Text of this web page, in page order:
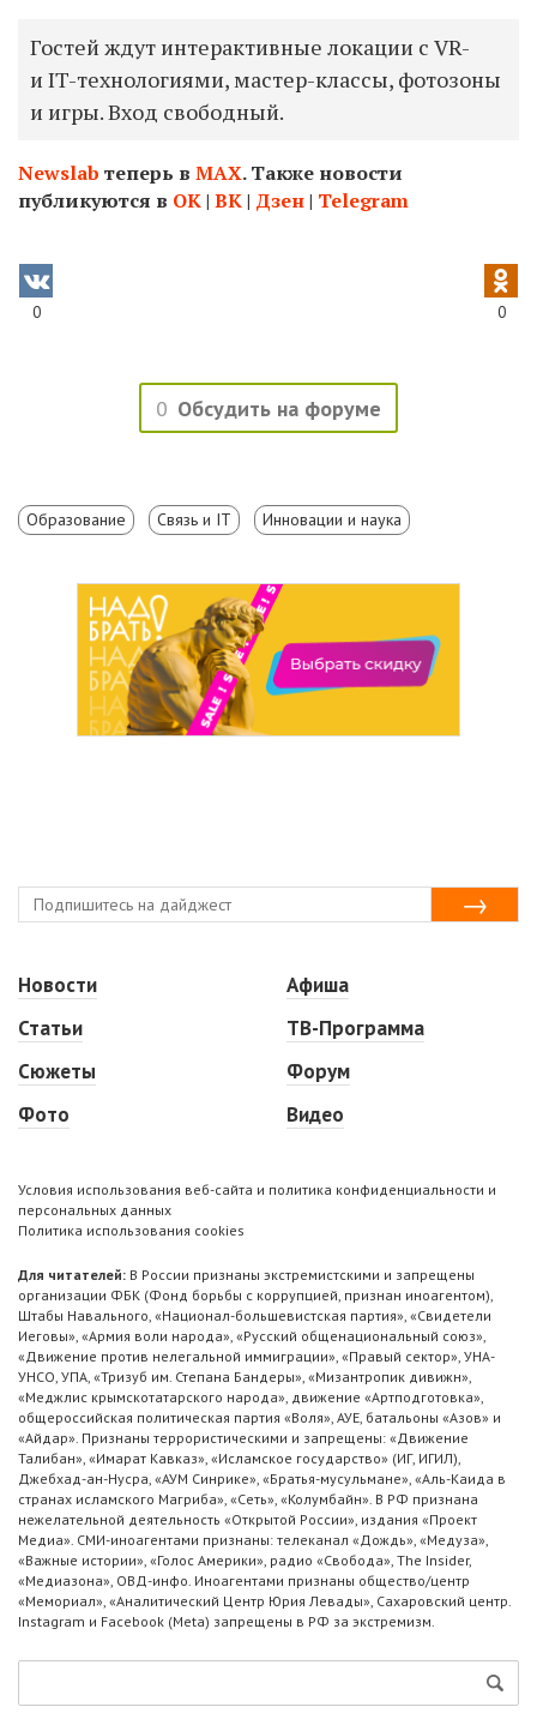
Гостей ждут интерактивные локации с VR-
и IT-технологиями, мастер-классы, фотозоны
и игры. Вход свободный.
Newslab теперь в МАХ. Также новости
публикуются в ОК| ВК| Дзен| Telegram
0 0
0 Обсудить на форуме
Образование Связь и IT Инновации и наука
Новости
Статьи
Сюжеты
Фото
Афиша
ТВ-Программа
Форум
Видео
Условия использования веб-сайта и политика конфиденциальности и
персональных данных
Политика использования cookies
Для читателей: В России признаны экстремистскими и запрещены
организации ФБК (Фонд борьбы с коррупцией, признан иноагентом),
Штабы Навального, «Национал-большевистская партия», «Свидетели
Иеговы», «Армия воли народа», «Русский общенациональный союз»,
«Движение против нелегальной иммиграции», «Правый сектор», УНА-
УНСО, УПА, «Тризуб им. Степана Бандеры», «Мизантропик дивижн»,
«Меджлис крымскотатарского народа», движение «Артподготовка»,
общероссийская политическая партия «Воля», АУЕ, батальоны «Азов» и
«Айдар». Признаны террористическими и запрещены: «Движение
Талибан», «Имарат Кавказ», «Исламское государство» (ИГ, ИГИЛ),
Джебхад-ан-Нусра, «АУМ Синрике», «Братья-мусульмане», «Аль-Каида в
странах исламского Магриба», «Сеть», «Колумбайн». В РФ признана
нежелательной деятельность «Открытой России», издания «Проект
Медиа». СМИ-иноагентами признаны: телеканал «Дождь», «Медуза»,
«Важные истории», «Голос Америки», радио «Свобода», The Insider,
«Медиазона», ОВД-инфо. Иноагентами признаны общество/центр
«Мемориал», «Аналитический Центр Юрия Левады», Сахаровский центр.
Instagram и Facebook (Metа) запрещены в РФ за экстремизм.